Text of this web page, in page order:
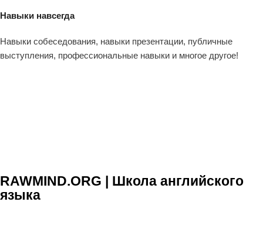
Навыки навсегда
Навыки собеседования, навыки презентации, публичные
выступления, профессиональные навыки и многое другое!
RAWMIND.ORG | Школа английского
языка